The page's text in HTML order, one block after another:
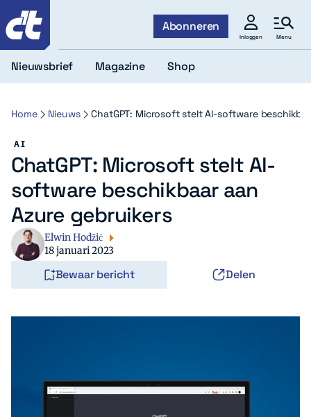
Abonneren
Inloggen Menu
Nieuwsbrief Magazine Shop
Home Nieuws ChatGPT: Microsoft stelt AI-software
AI
ChatGPT: Microsoft stelt AI-
software beschikbaar aan
Azure gebruikers
Elwin Hodžić
18 januari 2023
Bewaar bericht Delen